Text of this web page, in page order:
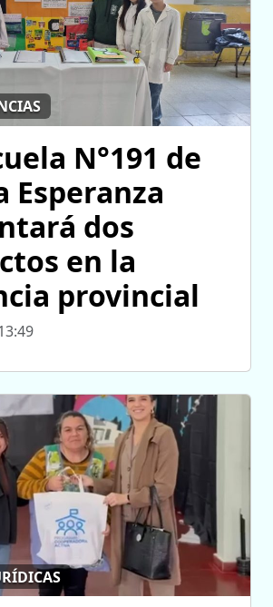
N°191 de
Esperanza
dos
en la
provincial